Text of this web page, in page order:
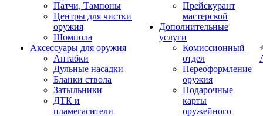
Патчи, Тампоны
Центры для чистки
оружия
Шомпола
Аксессуары для оружия
Антабки
Дульные насадки
Бланки ствола
Затыльники
ДТК и
пламегасители
Прейскурант
мастерской
Дополнительные
услуги
Комиссионный
отдел
Переоформление
оружия
Подарочные
карты
оружейного